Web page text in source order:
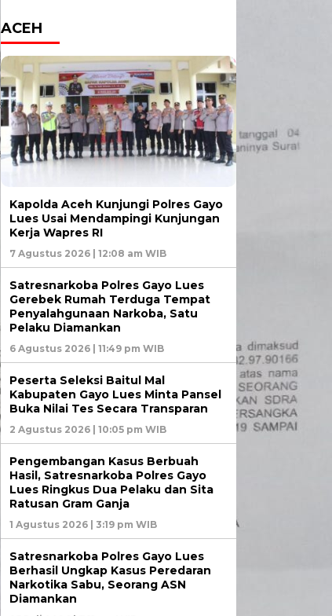
ACEH
Kapolda Aceh Kunjungi Polres Gayo
Lues Usai Mendampingi Kunjungan
Kerja Wapres RI
7 Agustus 2026 | 12:08 am WIB
Satresnarkoba Polres Gayo Lues
Gerebek Rumah Terduga Tempat
Penyalahgunaan Narkoba, Satu
Pelaku Diamankan
6 Agustus 2026 | 11:49 pm WIB
Peserta Seleksi Baitul Mal
Kabupaten Gayo Lues Minta Pansel
Buka Nilai Tes Secara Transparan
2 Agustus 2026 | 10:05 pm WIB
Pengembangan Kasus Berbuah
Hasil, Satresnarkoba Polres Gayo
Lues Ringkus Dua Pelaku dan Sita
Ratusan Gram Ganja
1 Agustus 2026 | 3:19 pm WIB
Satresnarkoba Polres Gayo Lues
Berhasil Ungkap Kasus Peredaran
Narkotika Sabu, Seorang ASN
Diamankan